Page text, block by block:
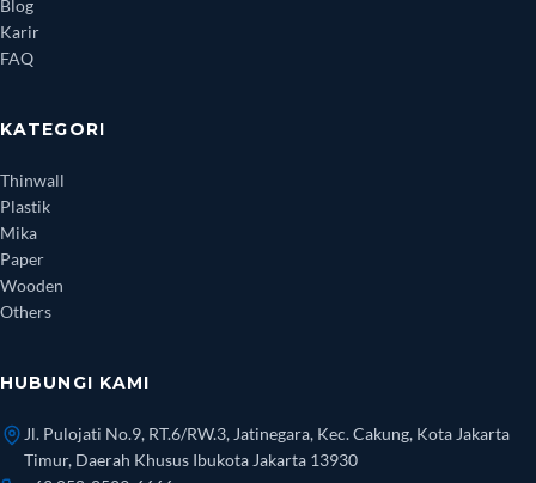
Blog
Karir
FAQ
KATEGORI
Thinwall
Plastik
Mika
Paper
Wooden
Others
HUBUNGI KAMI
Jl. Pulojati No.9, RT.6/RW.3, Jatinegara, Kec. Cakung, Kota Jakarta
Timur, Daerah Khusus Ibukota Jakarta 13930